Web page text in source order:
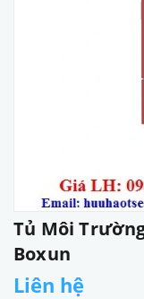
Tủ Môi
Boxun
Liên hệ